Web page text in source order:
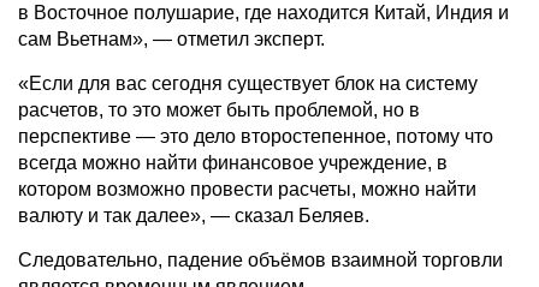
в Восточное полушарие, где находится Китай, Индия и
сам Вьетнам», — отметил эксперт.
«Если для вас сегодня существует блок на систему
расчетов, то это может быть проблемой, но в
перспективе — это дело второстепенное, потому что
всегда можно найти финансовое учреждение, в
котором возможно провести расчеты, можно найти
валюту и так далее», — сказал Беляев.
Следовательно, падение объёмов взаимной торговли